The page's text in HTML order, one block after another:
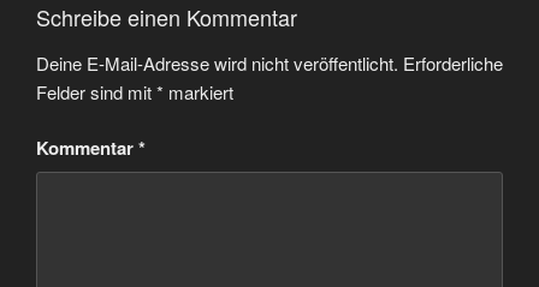
Schreibe einen Kommentar
Deine E-Mail-Adresse wird nicht veröffentlicht. Erforderliche
Felder sind mit* markiert
Kommentar*